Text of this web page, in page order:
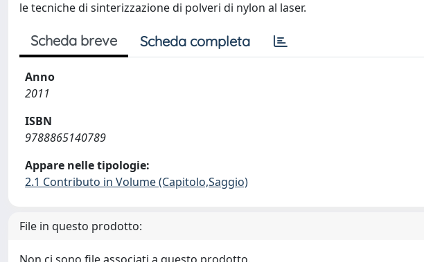
le tecniche di sinterizzazione di polveri di nylon al laser.
Scheda breve Scheda completa
Anno
2011
ISBN
9788865140789
Appare nelle tipologie:
2.1 Contributo in Volume (Capitolo,Saggio)
File in questo prodotto: